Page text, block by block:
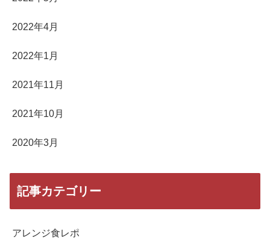
2022年4月
2022年1月
2021年11月
2021年10月
2020年3月
記事カテゴリー
アレンジ食レポ